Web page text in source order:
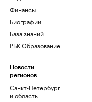
Финансы
Биографии
База знаний
РБК Образование
Новости
регионов
Санкт-Петербург
и область